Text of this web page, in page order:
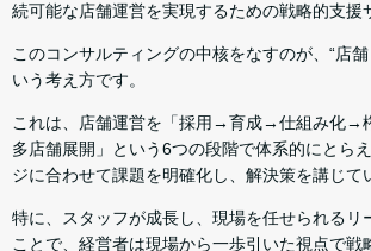
続可能な店舗運営を実現するための戦略的支援
このコンサルティングの中核をなすのが、“店
いう考え方です。
これは、店舗運営を「採用→育成→仕組み化→
多店舗展開」という6つの段階で体系的にとら
ジに合わせて課題を明確化し、解決策を講じて
特に、スタッフが成長し、現場を任せられるリ
ことで、経営者は現場から一歩引いた視点で戦